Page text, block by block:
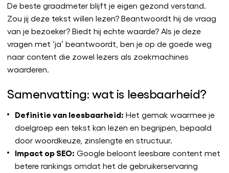
De beste graadmeter blijft je eigen gezond verstand.
Zou jij deze tekst willen lezen? Beantwoordt hij de vraag
van je bezoeker? Biedt hij echte waarde? Als je deze
vragen met ‘ja’ beantwoordt, ben je op de goede weg
naar content die zowel lezers als zoekmachines
waarderen.
Samenvatting: wat is leesbaarheid?
Definitie van leesbaarheid: Het gemak waarmee je
doelgroep een tekst kan lezen en begrijpen, bepaald
door woordkeuze, zinslengte en structuur.
Impact op SEO: Google beloont leesbare content met
betere rankings omdat het de gebruikerservaring